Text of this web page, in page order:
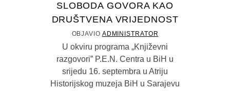
SLOBODA GOVORA KAO
DRUŠTVENA VRIJEDNOST
OBJAVIO ADMINISTRATOR
U okviru programa „Književni
razgovori” P.E.N. Centra u BiH u
srijedu 16. septembra u Atriju
Historijskog muzeja BiH u Sarajevu